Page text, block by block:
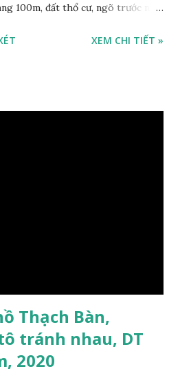
100m, đất thổ cư, ngõ trước nhà
giá bán 30 triệu/m2. Liên hệ:
XEM CHI TIẾT »
Thạch Bàn,
tránh nhau, DT
2020